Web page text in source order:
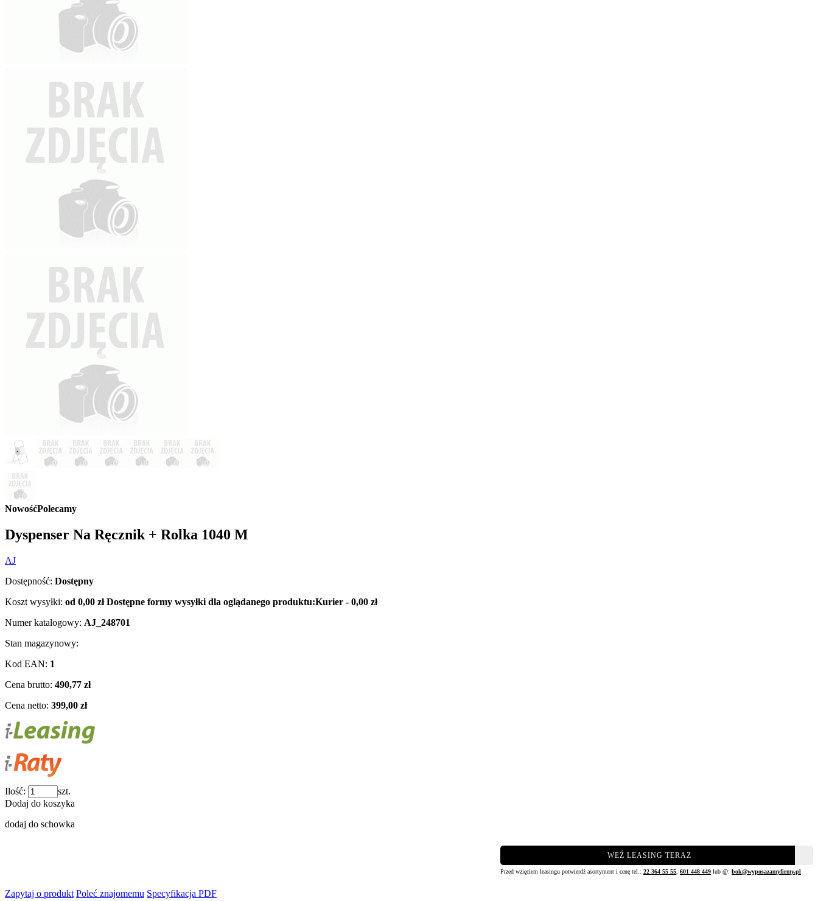
NowośćPolecamy
Dyspenser Na Ręcznik + Rolka 1040 M
AJ
Dostępność: Dostępny
Koszt wysyłki: od 0,00 złDostępne formy wysyłki dla oglądanego produktu:Kurier - 0,00 zł
Numer katalogowy: AJ_248701
Stan magazynowy:
Kod EAN: 1
Cena brutto: 490,77 zł
Cena netto: 399,00 zł
Ilość:
szt.
Dodaj do koszyka
dodaj do schowka
WEŹ LEASING TERAZ
Przed wzięciem leasingu potwierdź asortyment i cenę tel.: 22 364 55 55 601 448 449 lub @: bok@wyposazamyfirmy.pl
Zapytaj o produkt Poleć znajomemu Specyfikacja PDF